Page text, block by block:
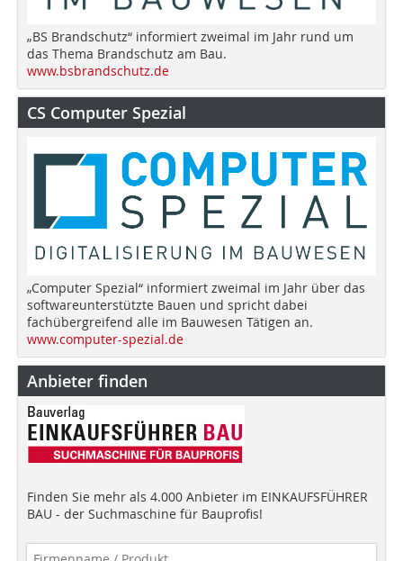
„BS Brandschutz“ informiert zweimal im Jahr rund um
das Thema Brandschutz am Bau.
www.bsbrandschutz.de
CS Computer Spezial
„Computer Spezial“ informiert zweimal im Jahr über das
softwareunterstützte Bauen und spricht dabei
fachübergreifend alle im Bauwesen Tätigen an.
www.computer-spezial.de
Anbieter finden
Finden Sie mehr als 4.000 Anbieter im EINKAUFSFÜHRER
BAU - der Suchmaschine für Bauprofis!